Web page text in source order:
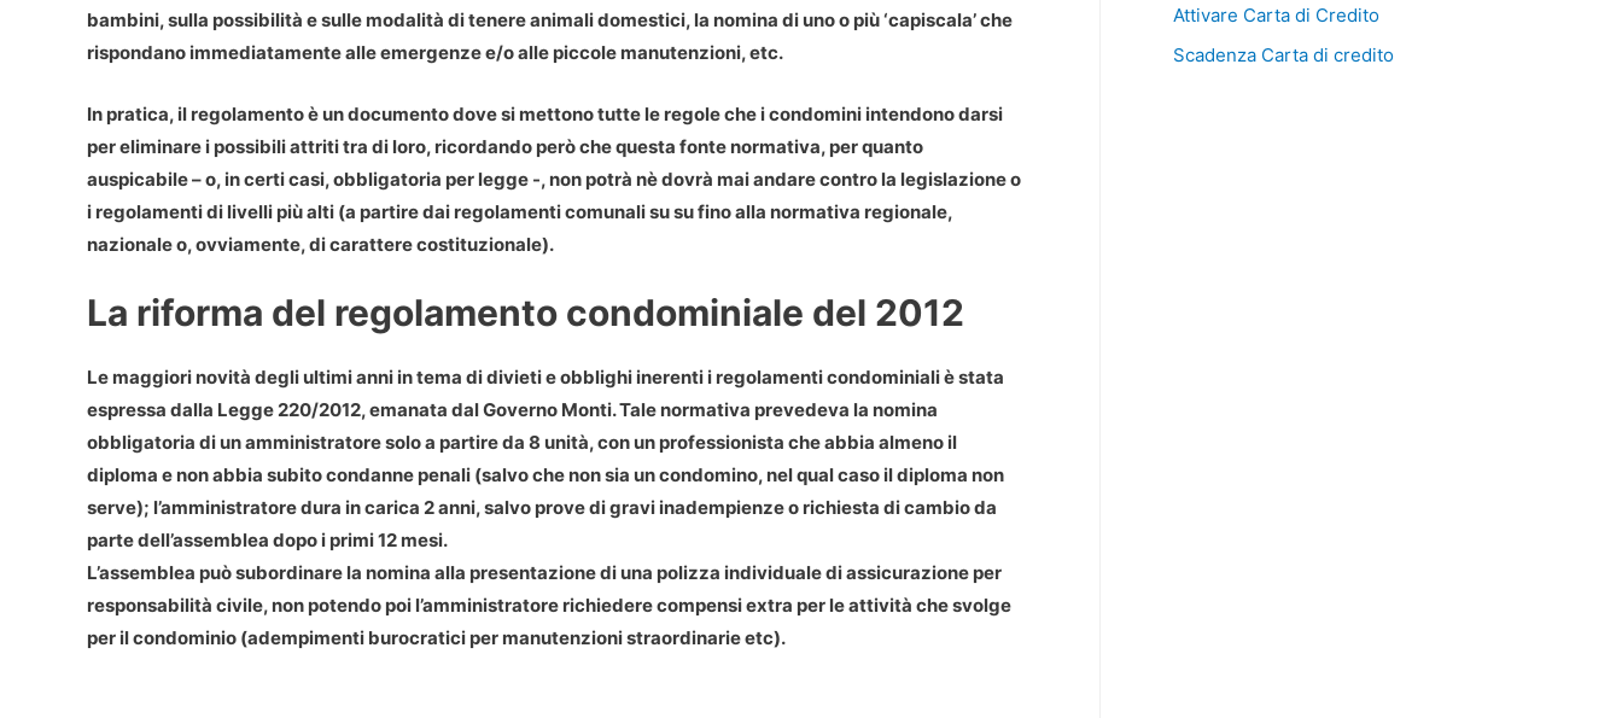
bambini, sulla possibilità e sulle modalità di tenere animali domestici, la nomina di uno o più ‘capiscala’ che
rispondano immediatamente alle emergenze e/o alle piccole manutenzioni, etc.
In pratica, il regolamentoè un documento dove si mettono tutte le regole che i condomini intendono darsi
per eliminare i possibili attriti tra di loro, ricordando però che questa fonte normativa, per quanto
auspicabile – o, in certi casi, obbligatoria per legge -, non potrà nè dovrà mai andare contro la legislazione o
i regolamenti di livelli più alti (a partire dai regolamenti comunali su su fino alla normativa regionale,
nazionale o, ovviamente, di carattere costituzionale).
La riforma del regolamento condominiale del 2012
Le maggiori novità degli ultimi anni in tema di divieti e obblighi inerenti i regolamenti condominiali è stata
espressa dalla Legge 220/2012, emanata dal Governo Monti. Tale normativa prevedeva la nomina
obbligatoria di un amministratore solo a partire da 8 unità, con un professionista che abbia almeno il
diploma e non abbia subito condanne penali (salvo che non sia un condomino, nel qual caso il diploma non
serve); l’amministratore dura in carica 2 anni, salvo prove di gravi inadempienze o richiesta di cambio da
parte dell’assemblea dopo i primi 12 mesi.
L’assemblea può subordinare la nomina alla presentazione di una polizza individuale di assicurazione per
responsabilità civile, non potendo poi l’amministratore richiedere compensi extra per le attività che svolge
per il condominio (adempimenti burocratici per manutenzioni straordinarie etc).
Attivare Carta di Credito
Scadenza Carta di credito